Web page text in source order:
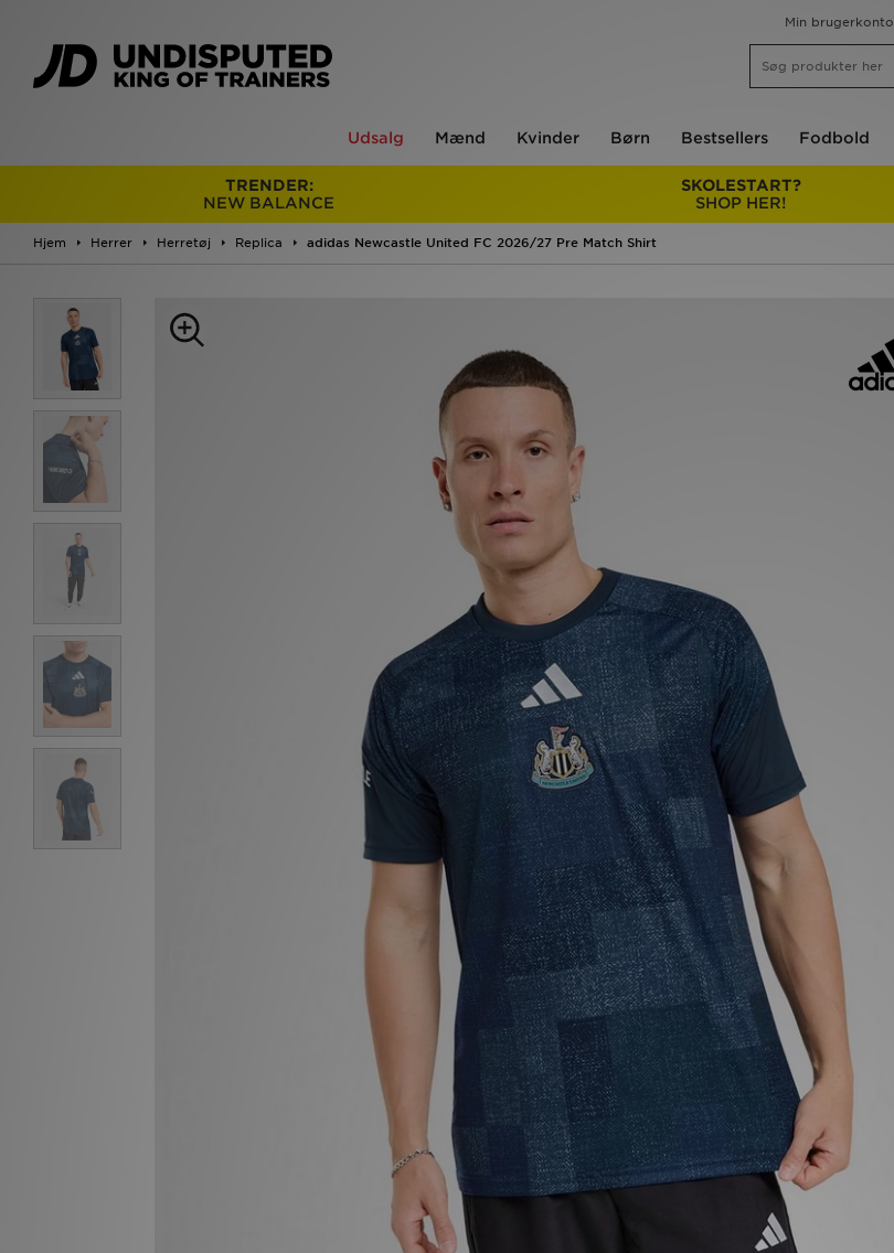
Min brugerkonto
Udsalg Mænd Kvinder Børn Bestsellers Fodbold
TRENDER:
NEW BALANCE
SKOLESTART?
SHOP HER!
Hjem Herrer Herretøj Replica adidas Newcastle United FC 2026/27 Pre Match Shirt